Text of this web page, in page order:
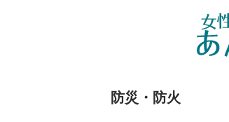
防災・防火